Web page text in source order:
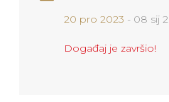
20 pro 2023 - 08 sij
Događaj je završio!